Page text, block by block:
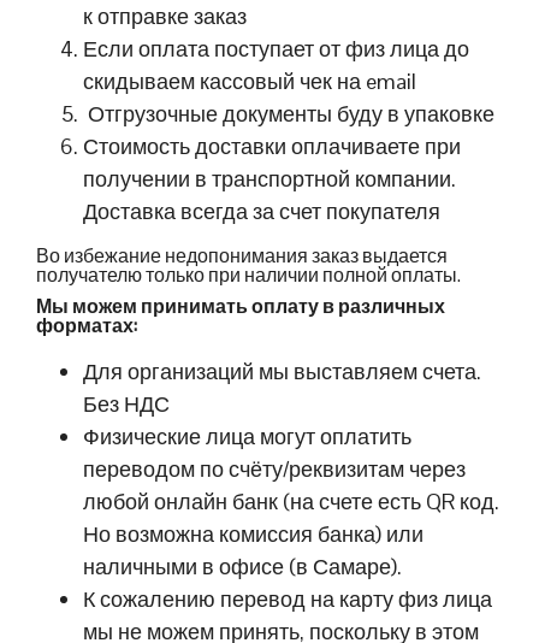
к отправке заказ
Если оплата поступает от физ лица до
скидываем кассовый чек на email
Отгрузочные документы буду в упаковке
Стоимость доставки оплачиваете при
получении в транспортной компании.
Доставка всегда за счет покупателя
Во избежание недопонимания заказ выдается
получателю только при наличии полной оплаты.
Мы можем принимать оплату в различных
форматах:
Для организаций мы выставляем счета.
Без НДС
Физические лица могут оплатить
переводом по счёту/реквизитам через
любой онлайн банк (на счете есть QR код.
Но возможна комиссия банка) или
наличными в офисе (в Самаре).
К сожалению перевод на карту физ лица
мы не можем принять, поскольку в этом